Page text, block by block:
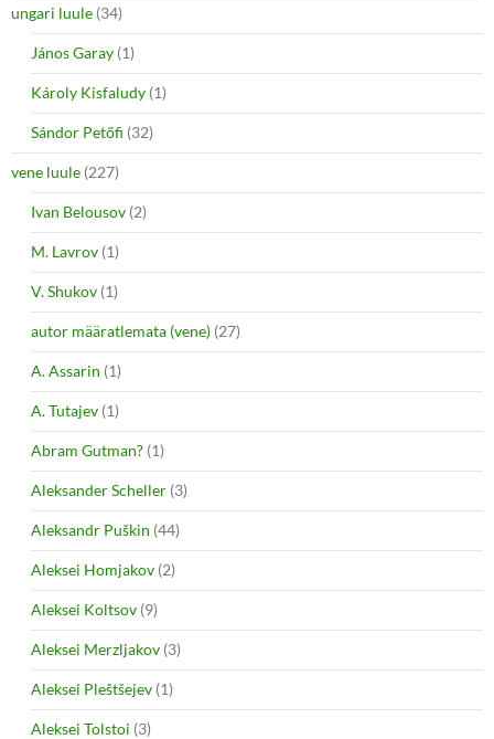
ungari luule (34)
János Garay (1)
Károly Kisfaludy (1)
Sándor Petőfi (32)
vene luule (227)
Ivan Belousov (2)
M. Lavrov (1)
V. Shukov (1)
autor määratlemata (vene) (27)
A. Assarin (1)
A. Tutajev (1)
Abram Gutman? (1)
Aleksander Scheller (3)
Aleksandr Puškin (44)
Aleksei Homjakov (2)
Aleksei Koltsov (9)
Aleksei Merzljakov (3)
Aleksei Pleštšejev (1)
Aleksei Tolstoi (3)